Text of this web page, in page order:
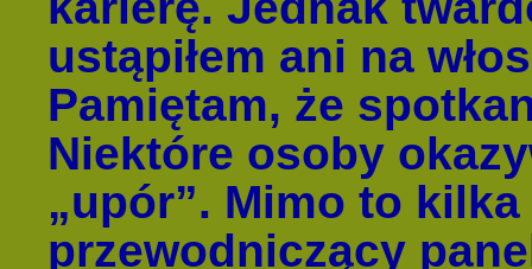
ustąpiłem ani na
Pamiętam, że
Niektóre osoby
„upór”. Mimo to
przewodniczący